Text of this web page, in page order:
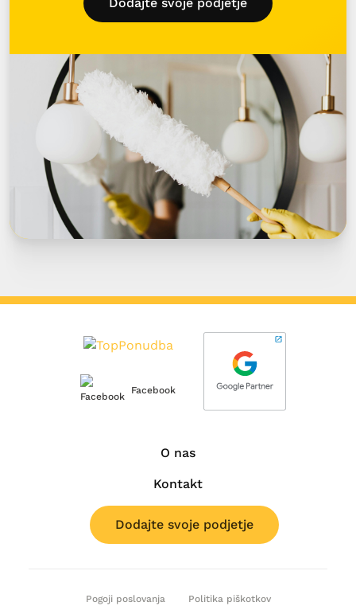
Facebook
O nas
Kontakt
Dodajte svoje podjetje
Pogoji poslovanja Politika piškotkov